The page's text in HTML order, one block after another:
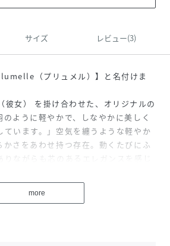
サイズ レビュー(3)
（プリュメル）】と名付けま
女） を掛け合わせた、オリジナルの
ように軽やかで、しなやかに美しく
ています。」空気を纏うような軽やか
かさをあわせ持つ存在。動くたびにふ
りながらも芯のあるエレガンスを感じ
more